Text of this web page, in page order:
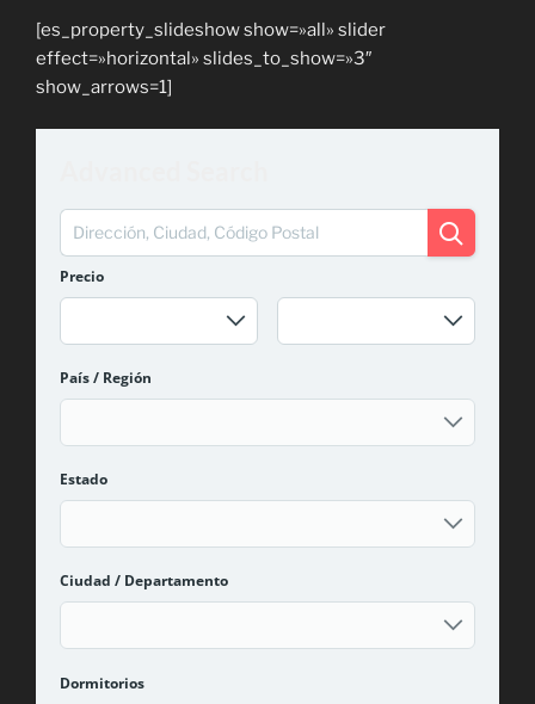
[es_property_slideshow show=»all» slider
effect=»horizontal» slides_to_show=»3″
show_arrows=1]
Precio
País / Región
Estado
Ciudad / Departamento
Dormitorios